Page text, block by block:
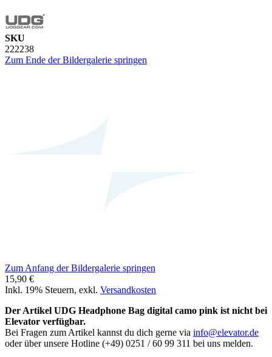
SKU
222238
Zum Ende der Bildergalerie springen
Zum Anfang der Bildergalerie springen
15,90 €
Inkl. 19% Steuern, exkl. Versandkosten
Der Artikel UDG Headphone Bag digital camo pink ist nicht bei
Elevator verfügbar.
Bei Fragen zum Artikel kannst du dich gerne via info@elevator.de
oder über unsere Hotline (+49) 0251 / 60 99 311 bei uns melden.